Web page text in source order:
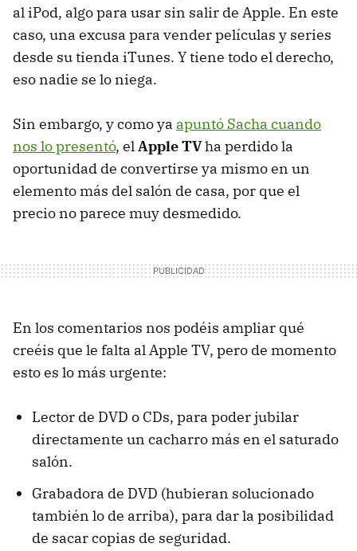
al iPod, algo para usar sin salir de Apple. En este
caso, una excusa para vender películas y series
desde su tienda iTunes. Y tiene todo el derecho,
eso nadie se lo niega.
Sin embargo, y como ya apuntó Sacha cuando
nos lo presentó, elApple TVha perdido la
oportunidad de convertirse ya mismo en un
elemento más del salón de casa, por que el
precio no parece muy desmedido.
En los comentarios nos podéis ampliar qué
creéis que le falta al Apple TV, pero de momento
esto es lo más urgente:
Lector de DVD o CDs, para poder jubilar
directamente un cacharro más en el saturado
salón.
Grabadora de DVD (hubieran solucionado
también lo de arriba), para dar la posibilidad
de sacar copias de seguridad.